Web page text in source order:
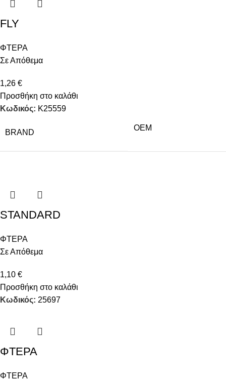
FLY
ΦΤΕΡΑ
Σε Απόθεμα
1,26 €
Προσθήκη στο καλάθι
Κωδικός: K25559
BRAND
OEM
STANDARD
ΦΤΕΡΑ
Σε Απόθεμα
1,10 €
Προσθήκη στο καλάθι
Κωδικός: 25697
ΦΤΕΡΑ
ΦΤΕΡΑ